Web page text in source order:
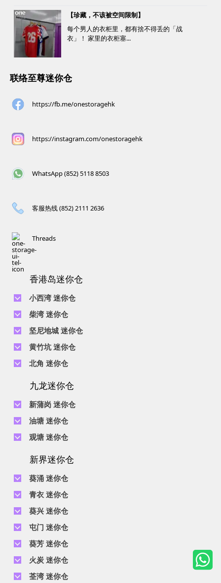
物乐。 优惠详情...
【珍藏，不该被空间限制】
每个男人的衣柜里，都有捨不得丢的「战
衣」！ 家里的衣柜塞...
联络至尊迷你仓
https://fb.me/onestoragehk
https://instagram.com/onestoragehk
WhatsApp (852) 5118 8503
客服热线 (852) 2111 2636
Threads
香港岛迷你仓
小西湾 迷你仓
电话 :2111 1062
地址 : 柴湾新业街5号王子工业大厦4楼
地址 : 柴湾新业街11号森龙工业大厦7楼B室
柴湾 迷你仓
电话 :2194 0038
地址 : 柴湾祥利街7号万峰工业大厦6楼C室
地址 : 柴湾利众街20号柴湾中心工业大厦6楼B室及14楼B1室
坚尼地城 迷你仓
电话 : 2623 0280
地址 : 坚尼地城士美菲路12P号祥兴工业大厦9楼
黄竹坑 迷你仓
电话 :2680 9691
地址 : 黄竹坑道18号瑞琪工业大厦14楼A室
电话 :2116 8113
北角 迷你仓
地址 : 香港屈臣道4-6号海景大厦B座10楼4&6室
九龙迷你仓
新蒲岗 迷你仓
电话 :2111 0509
地址 : 新蒲岗景福街106号太子工业大厦15楼B室
地址 : 新蒲岗五芳街8号利嘉工业大厦9楼CD室
电话 :2116 5165
地址 : 新蒲岗景福街114号捷景工业大厦3楼A室
油塘 迷你仓
电话 :2623 0300
地址 : 油塘四山街4号华辉工业大厦一楼C室
观塘 迷你仓
地址 : 观塘伟业街146号美嘉工业大厦5楼A室
新界迷你仓
葵涌 迷你仓
电话 :2111 2683
地址 : 葵涌昌荣路9-11号同珍工业大厦B座19楼
地址 : 葵涌打砖坪街16号有利工业货仓大厦2楼D室
青衣 迷你仓
电话 :2111 1063
地址 : 青衣长达路1-33号青衣工业中心2期D座5楼及7楼, C座7楼
葵兴 迷你仓
电话 :2111 1629
地址 : 葵兴葵昌路9-15号贵丰工业6楼A室及8楼B室
屯门 迷你仓
电话 :2374 2022
地址 : 屯门新益里3号通明工业大厦1,4及5楼
地址 : 屯门河田街4号凯昌工业大厦10/F A室
葵芳 迷你仓
电话 :2111 4528
地址 : 新界葵芳葵定路1-11号美适工业大楼3楼A及B室
火炭 迷你仓
电话 :2111 3536
荃湾 迷你仓